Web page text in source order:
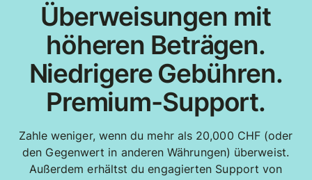
Überweisungen mit
höheren Beträgen.
Niedrigere Gebühren.
Premium-Support.
Zahle weniger, wenn du mehr als 20,000 CHF (oder
den Gegenwert in anderen Währungen) überweist.
Außerdem erhältst du engagierten Support von